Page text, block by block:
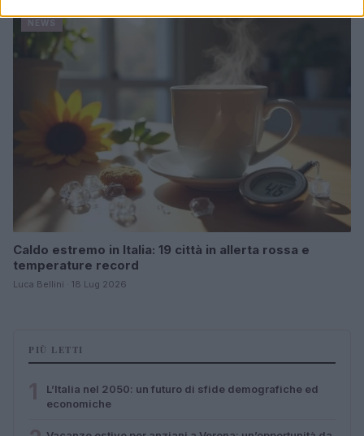
Caldo estremo in Italia: 19 città in allerta rossa e
temperature record
Luca Bellini · 18 Lug 2026
PIÙ LETTI
L’Italia nel 2050: un futuro di sfide demografiche ed
economiche